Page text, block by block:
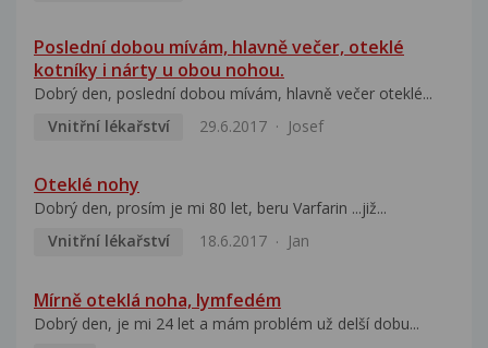
Poslední dobou mívám, hlavně večer, oteklé
kotníky i nárty u obou nohou.
Dobrý den, poslední dobou mívám, hlavně večer oteklé...
Vnitřní lékařství
29.6.2017 Josef
Oteklé nohy
Dobrý den, prosím je mi 80 let, beru Varfarin ...již...
Vnitřní lékařství
18.6.2017 Jan
Mírně oteklá noha, lymfedém
Dobrý den, je mi 24 let a mám problém už delší dobu...